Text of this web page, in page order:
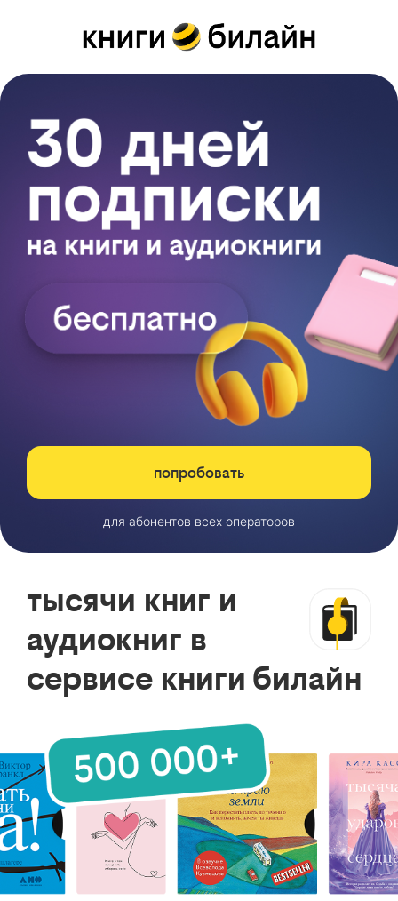
попробовать
для абонентов всех операторов
тысячи книг и
аудиокниг в
сервисе книги билайн